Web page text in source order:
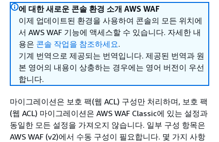
에 대한 새로운 콘솔 환경 소개 AWS WAF
이제 업데이트된 환경을 사용하여 콘솔의 모든 위치에
서 AWS WAF 기능에 액세스할 수 있습니다. 자세한 내
용은 콘솔 작업을 참조하세요.
기계 번역으로 제공되는 번역입니다. 제공된 번역과 원
본 영어의 내용이 상충하는 경우에는 영어 버전이 우선
합니다.
마이그레이션은 보호 팩(웹 ACL) 구성만 처리하며, 보호 팩
(웹 ACL) 마이그레이션은 AWS WAF Classic에 있는 설정과
동일한 모든 설정을 가져오지 않습니다. 일부 구성 항목은
AWS WAF (v2)에서 수동 구성이 필요합니다. 몇 가지 사항